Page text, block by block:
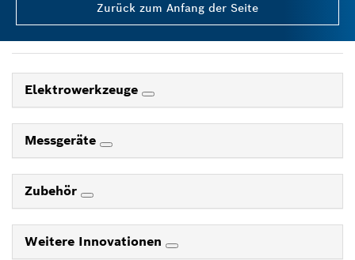
Zurück zum Anfang der Seite
Elektrowerkzeuge
Messgeräte
Zubehör
Weitere Innovationen